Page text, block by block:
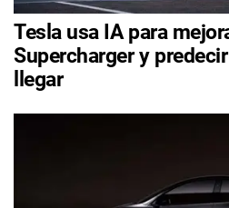
Tesla usa IA para
Supercharger y
llegar